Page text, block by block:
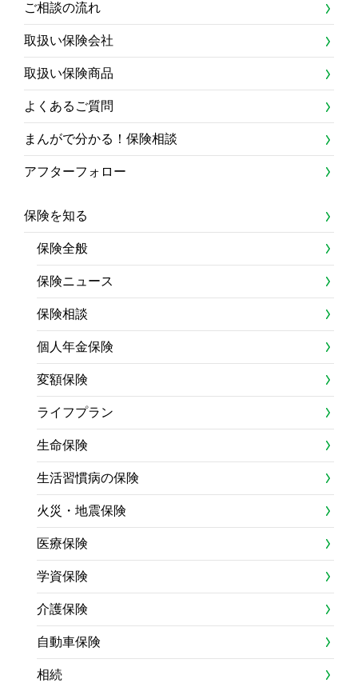
ご相談の流れ
取扱い保険会社
取扱い保険商品
よくあるご質問
まんがで分かる！保険相談
アフターフォロー
保険を知る
保険全般
保険ニュース
保険相談
個人年金保険
変額保険
ライフプラン
生命保険
生活習慣病の保険
火災・地震保険
医療保険
学資保険
介護保険
自動車保険
相続